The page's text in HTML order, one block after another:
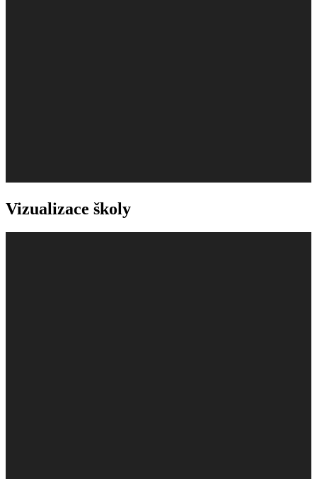
Vizualizace školy